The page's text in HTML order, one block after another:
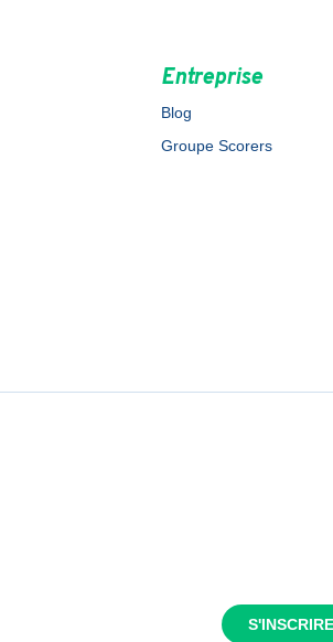
S'INSCRIRE
Entreprise
Blog
Groupe Scorers